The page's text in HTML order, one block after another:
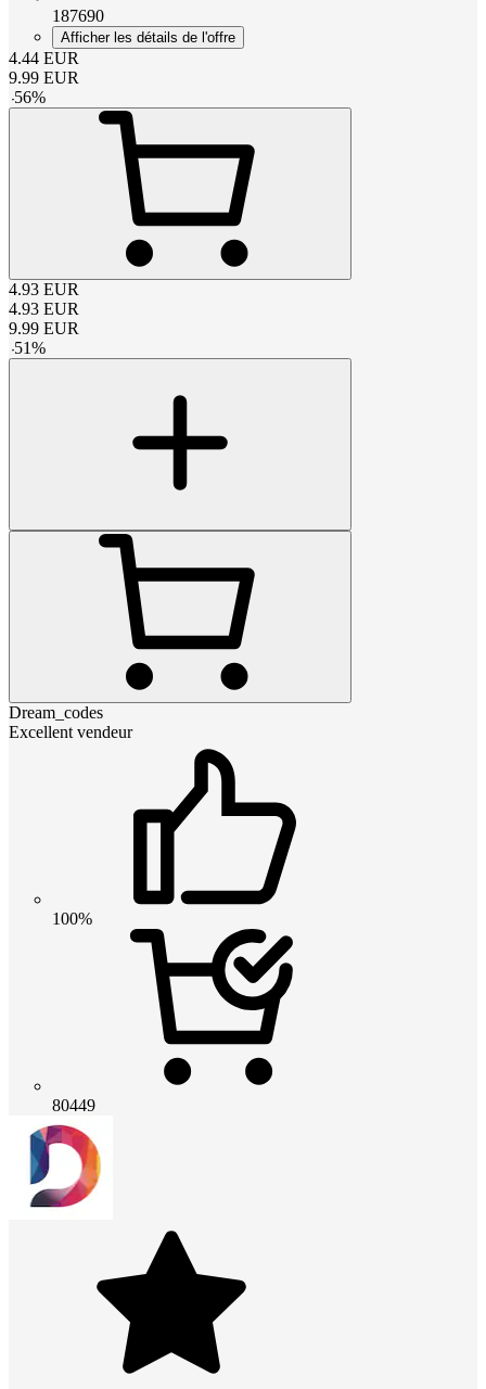
187690
Afficher les détails de l'offre
4.44 EUR
9.99 EUR
-56%
4.93 EUR
4.93 EUR
9.99 EUR
-51%
Dream_codes
Excellent vendeur
100%
80449